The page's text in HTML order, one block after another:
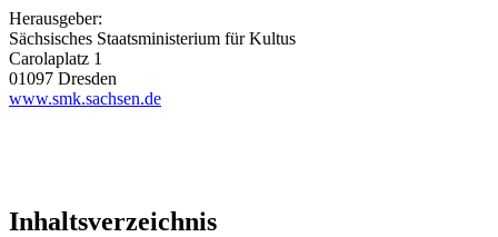
Herausgeber:
Sächsisches Staatsministerium für Kultus
Carolaplatz 1
01097 Dresden
www.smk.sachsen.de
Inhaltsverzeichnis